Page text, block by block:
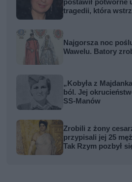
postawił potworne
tragedii, która
Najgorsza noc
Wawelu. Batory
„Kobyła z
ból. Jej
SS-Manów
Zrobili z żony
przypisali jej 25
Tak Rzym pozbył